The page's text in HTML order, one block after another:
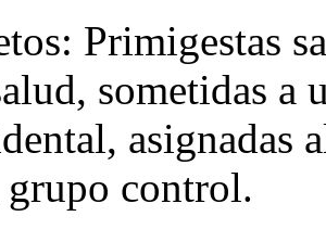
Primigestas
sometidas a
asignadas
grupo control.